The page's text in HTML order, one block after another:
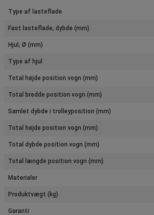
Type af lasteflade
Fast lasteflade, dybde (mm)
Hjul, Ø (mm)
Type af hjul
Total højde position vogn (mm)
Total bredde position vogn (mm)
Samlet dybde i trolleyposition (mm)
Total højde position vogn (mm)
Total dybde position vogn (mm)
Total længde position vogn (mm)
Materialer
Produktvægt (kg)
Garanti